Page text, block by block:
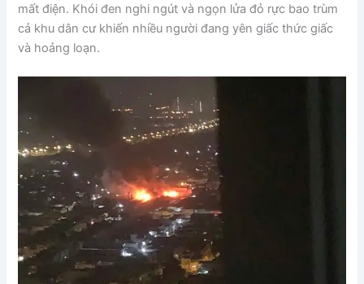
mất điện. Khói đen nghi ngút và ngọn lửa đỏ rực bao trùm
cả khu dân cư khiến nhiều người đang yên giấc thức giấc
và hoảng loạn.